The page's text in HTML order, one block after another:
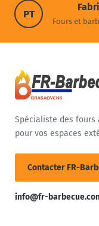
PT
Fours et
Spécialiste des fours
pour vos espaces
Contacter FR-
info@fr-